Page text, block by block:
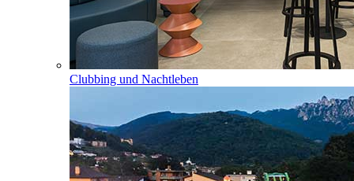
Clubbing und Nachtleben